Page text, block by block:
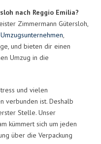
nach Reggio Emilia?
Zimmermann Gütersloh,
Umzugsunternehmen,
und bieten dir einen
Umzug in die
und vielen
verbunden ist. Deshalb
Stelle. Unser
kümmert sich um jeden
über die Verpackung